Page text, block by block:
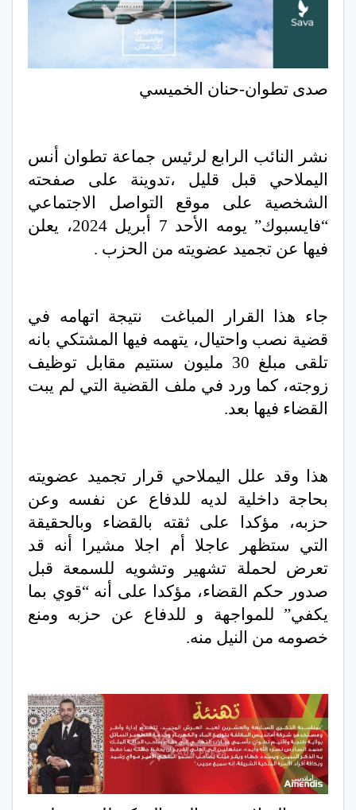
صدى تطوان-حنان الخميسي
نشر النائب الرابع لرئيس جماعة تطوان أنس
اليملاحي قبل قليل ،تدوينة على صفحته
الشخصية على موقع التواصل الاجتماعي
“فايسبوك” يومه الأحد 7 أبريل 2024، يعلن
فيها عن تجميد عضويته من الحزب .
جاء هذا القرار المباغت نتيجة اتهامه في
قضية نصب واحتيال، يتهمه فيها المشتكي بانه
تلقى مبلغ 30 مليون سنتيم مقابل توظيف
زوجته، كما ورد في ملف القضية التي لم يبت
القضاء فيها بعد.
هذا وقد علل اليملاحي قرار تجميد عضويته
بحاجة داخلية لديه للدفاع عن نفسه وعن
حزبه، مؤكدا على ثقته بالقضاء وبالحقيقة
التي ستظهر عاجلا أم اجلا مشيرا أنه قد
تعرض لحملة تشهير وتشويه للسمعة قبل
صدور حكم القضاء، مؤكدا على أنه “قوي بما
يكفي” للمواجهة و للدفاع عن حزبه ومنع
خصومه من النيل منه.